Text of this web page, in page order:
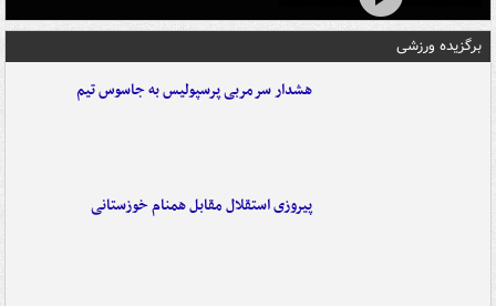
برگزیده ورزشی
هشدار سرمربی پرسپولیس به جاسوس تیم
پیروزی استقلال مقابل همنام خوزستانی